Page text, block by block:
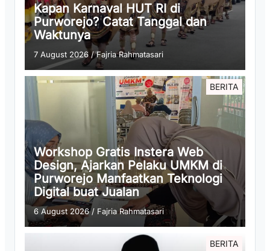
Kapan Karnaval HUT RI di
Purworejo? Catat Tanggal dan
Waktunya
7 August 2026 /Fajria Rahmatasari
BERITA
Workshop Gratis Instera Web
Design, Ajarkan Pelaku UMKM di
Purworejo Manfaatkan Teknologi
Digital buat Jualan
6 August 2026/ Fajria Rahmatasari
BERITA